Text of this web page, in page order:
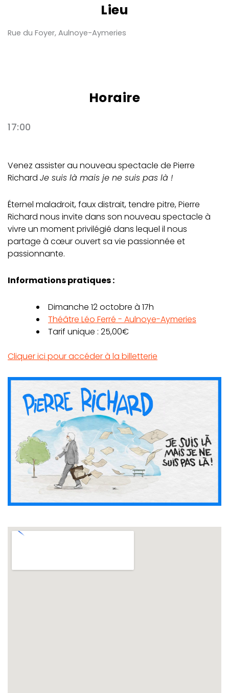
Lieu
Rue du Foyer, Aulnoye-Aymeries
Horaire
17:00
Venez assister au nouveau spectacle de Pierre
Richard Je suis là mais je ne suis pas là !
Éternel maladroit, faux distrait, tendre pitre, Pierre
Richard nous invite dans son nouveau spectacle à
vivre un moment privilégié dans lequel il nous
partage à cœur ouvert sa vie passionnée et
passionnante.
Informations pratiques :
Dimanche 12 octobre à 17h
Théâtre Léo Ferré - Aulnoye-Aymeries
Tarif unique : 25,00€
Cliquer ici pour accéder à la billetterie